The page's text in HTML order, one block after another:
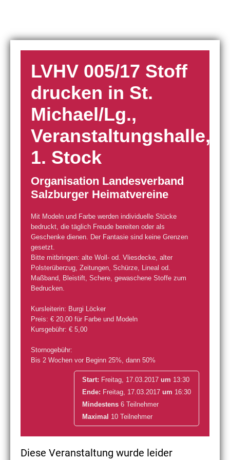
LVHV 005/17 Stoff
drucken in St.
Michael/Lg.,
Veranstaltungshalle,
1. Stock
Organisation Landesverband
Salzburger Heimatvereine
Mit Modeln und Farbe werden individuelle Stücke
bedruckt, die täglich Freude bereiten oder als
Geschenke dienen. Der Fantasie sind keine Grenzen
gesetzt.
Bitte mitbringen: alte Woll- od. Vliesdecke, alter
Polsterüberzug, Zeitungen, Schürze, Lineal od.
Maßband, Bleistift, Schere, gewaschene Stoffe zum
Bedrucken.
Kursleiterin: Burgi Löcker
Preis: € 20,00 für Farbe und Modeln
Kursgebühr: € 5,00
Stornogebühr:
Bis 2 Wochen vor Beginn 25%, dann 50%
Start: Freitag, 17.03.2017 um 13:30
Ende: Freitag, 17.03.2017 um 16:30
Mindestens 6 Teilnehmer
Maximal 10 Teilnehmer
Diese Veranstaltung wurde leider